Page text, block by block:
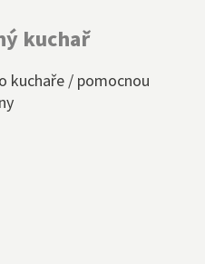
kuchař
kuchaře / pomocnou